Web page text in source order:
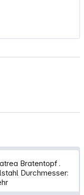
Bratentopf .
Durchmesser: